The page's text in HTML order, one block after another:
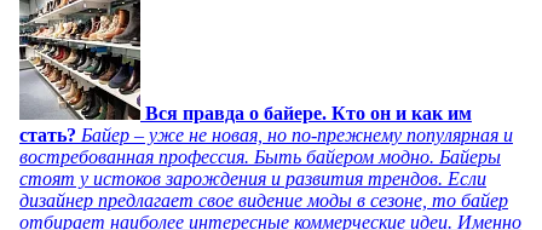
Вся правда о байере. Кто он и как им
стать? Байер – уже не новая, но по-прежнему популярная и
востребованная профессия. Быть байером модно. Байеры
стоят у истоков зарождения и развития трендов. Если
дизайнер предлагает свое видение моды в сезоне, то байер
отбирает наиболее интересные коммерческие идеи. Именно